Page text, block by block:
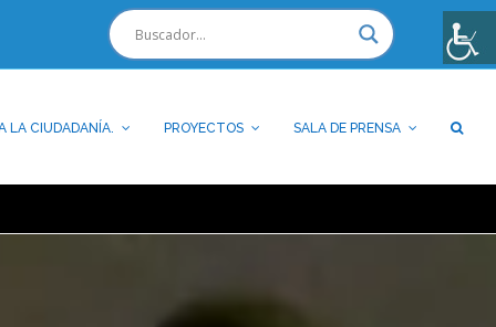
LA CIUDADANÍA. PROYECTOS SALA DE PRENSA